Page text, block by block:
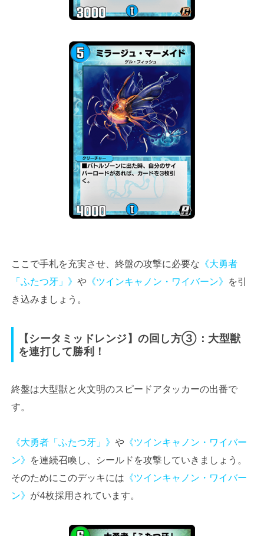
ここで手札を充実させ、終盤の攻撃に必要な 《大勇者
「ふたつ牙」》 や 《ツインキャノン・ワイバーン》 を引
き込みましょう。
【シータミッドレンジ】の回し方③：大型獣
を連打して勝利！
終盤は大型獣と火文明のスピードアタッカーの出番で
す。
《大勇者「ふたつ牙」》 や 《ツインキャノン・ワイバー
ン》 を連続召喚し、シールドを攻撃していきましょう。
そのためにこのデッキには 《ツインキャノン・ワイバー
ン》 が4枚採用されています。